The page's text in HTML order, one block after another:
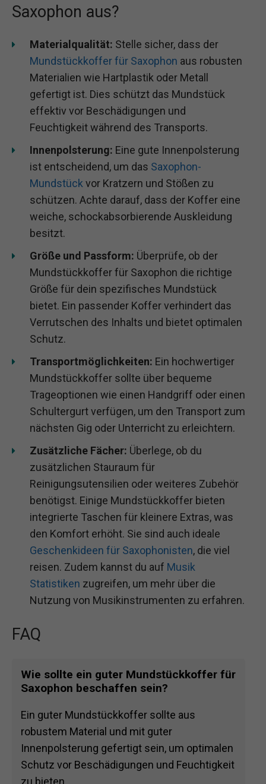
Saxophon aus?
Materialqualität: Stelle sicher, dass der
Mundstückkoffer für Saxophon aus robusten
Materialien wie Hartplastik oder Metall
gefertigt ist. Dies schützt das Mundstück
effektiv vor Beschädigungen und
Feuchtigkeit während des Transports.
Innenpolsterung: Eine gute Innenpolsterung
ist entscheidend, um das Saxophon-
Mundstück vor Kratzern und Stößen zu
schützen. Achte darauf, dass der Koffer eine
weiche, schockabsorbierende Auskleidung
besitzt.
Größe und Passform: Überprüfe, ob der
Mundstückkoffer für Saxophon die richtige
Größe für dein spezifisches Mundstück
bietet. Ein passender Koffer verhindert das
Verrutschen des Inhalts und bietet optimalen
Schutz.
Transportmöglichkeiten: Ein hochwertiger
Mundstückkoffer sollte über bequeme
Trageoptionen wie einen Handgriff oder einen
Schultergurt verfügen, um den Transport zum
nächsten Gig oder Unterricht zu erleichtern.
Zusätzliche Fächer: Überlege, ob du
zusätzlichen Stauraum für
Reinigungsutensilien oder weiteres Zubehör
benötigst. Einige Mundstückkoffer bieten
integrierte Taschen für kleinere Extras, was
den Komfort erhöht. Sie sind auch ideale
Geschenkideen für Saxophonisten, die viel
reisen. Zudem kannst du auf Musik
Statistiken zugreifen, um mehr über die
Nutzung von Musikinstrumenten zu erfahren.
FAQ
Wie sollte ein guter Mundstückkoffer für
Saxophon beschaffen sein?
Ein guter Mundstückkoffer sollte aus
robustem Material und mit guter
Innenpolsterung gefertigt sein, um optimalen
Schutz vor Beschädigungen und Feuchtigkeit
zu bieten.